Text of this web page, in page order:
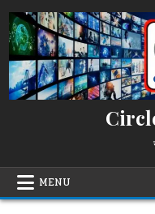
to
content
MENU